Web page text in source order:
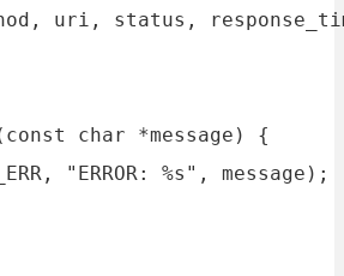
uri, status,
char *message) {
"ERROR: %s", message);